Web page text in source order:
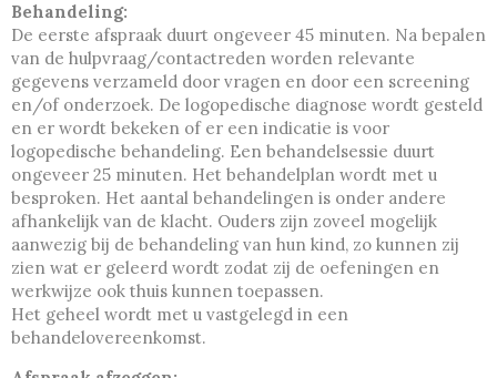
Behandeling:
De eerste afspraak duurt ongeveer 45 minuten. Na bepalen
van de hulpvraag/contactreden worden relevante
gegevens verzameld door vragen en door een screening
en/of onderzoek. De logopedische diagnose wordt gesteld
en er wordt bekeken of er een indicatie is voor
logopedische behandeling. Een behandelsessie duurt
ongeveer 25 minuten. Het behandelplan wordt met u
besproken. Het aantal behandelingen is onder andere
afhankelijk van de klacht. Ouders zijn zoveel mogelijk
aanwezig bij de behandeling van hun kind, zo kunnen zij
zien wat er geleerd wordt zodat zij de oefeningen en
werkwijze ook thuis kunnen toepassen.
Het geheel wordt met u vastgelegd in een
behandelovereenkomst.